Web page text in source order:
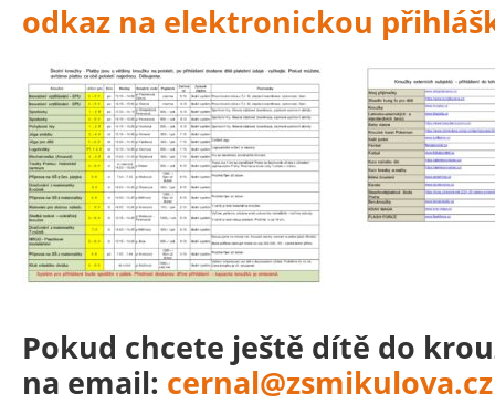
odkaz na elektronickou
Pokud chcete ještě dítě do
na email: cernal@zsmikulova.cz